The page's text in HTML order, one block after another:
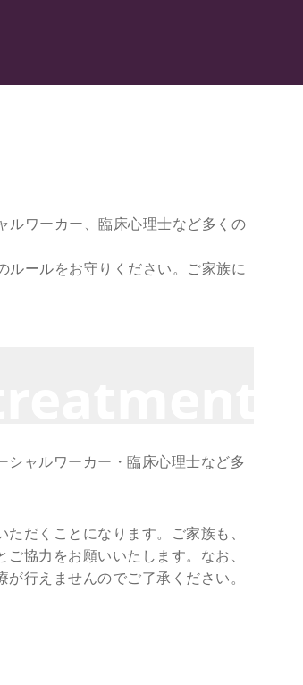
ルワーカー、臨床心理士など多くの
ルールをお守りください。ご家族に
シャルワーカー・臨床心理士など多
だくことになります。ご家族も、
協力をお願いいたします。なお、
行えませんのでご了承ください。